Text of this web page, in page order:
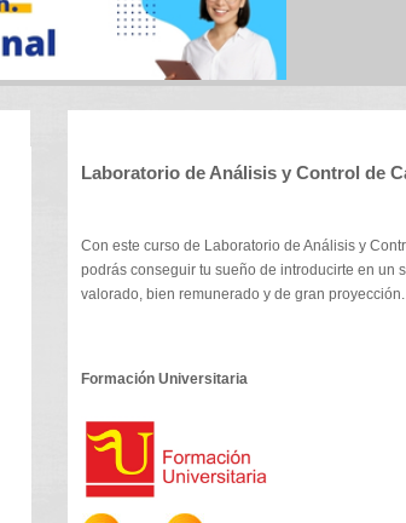
Laboratorio de Análisis y Control de
Con este curso de Laboratorio de Análisis y
podrás conseguir tu sueño de introducirte en un
valorado, bien remunerado y de gran proyección.
Formación Universitaria